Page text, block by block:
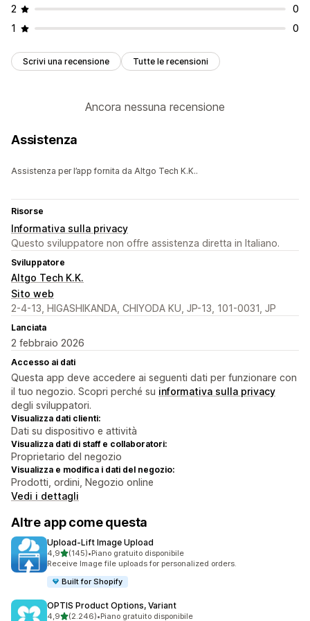
2
0
1
0
Scrivi una recensione Tutte le recensioni
Ancora nessuna recensione
Assistenza
Assistenza per l’app fornita da Altgo Tech K.K..
Risorse
Informativa sulla privacy
Questo sviluppatore non offre assistenza diretta in Italiano.
Sviluppatore
Altgo Tech K.K.
Sito web
2-4-13, HIGASHIKANDA, CHIYODA KU, JP-13, 101-0031, JP
Lanciata
2 febbraio 2026
Accesso ai dati
Questa app deve accedere ai seguenti dati per funzionare con
il tuo negozio. Scopri perché su informativa sulla privacy
degli sviluppatori.
Visualizza dati clienti:
Dati su dispositivo e attività
Visualizza dati di staff e collaboratori:
Proprietario del negozio
Visualizza e modifica i dati del negozio:
Prodotti, ordini, Negozio online
Vedi i dettagli
Altre app come questa
Upload‑Lift Image Upload
4,9stelle su 5
(145)
145 recensioni totali
•Piano gratuito disponibile
Receive Image file uploads for personalized orders.
Built for Shopify
OPTIS Product Options, Variant
4,9stelle su 5
(2.246)•Piano gratuito disponibile